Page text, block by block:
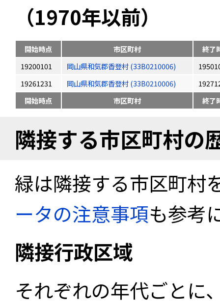
（1970年以前）
開始時点 市区町村
終了
19200101
岡山県和気郡香登村 (33B0210006)
19261231
岡山県和気郡香登村 (33B0210006)
開始時点
市区町村 終了
隣接する市区町村の
緑は隣接する市区町村
ータの注意事項も参考
隣接行政区域
それぞれの年代ごとに